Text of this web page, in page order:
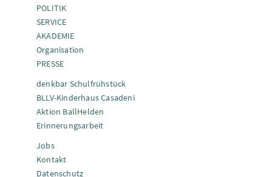
POLITIK
SERVICE
AKADEMIE
Organisation
PRESSE
denkbar Schulfrühstück
BLLV-Kinderhaus Casadeni
Aktion BallHelden
Erinnerungsarbeit
Jobs
Kontakt
Datenschutz